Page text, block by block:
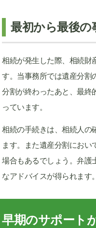
最初から最後の
相続が発生した際、相続財
す。当事務所では遺産分割
分割が終わったあと、最終
っています。
相続の手続きは、相続人の
ます。また遺産分割にお
場合もあるでしょう。弁護
なアドバイスが得られます
早期のサポート